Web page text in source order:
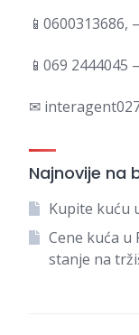
📱0600313686,
📱069 2444045
✉
Najnovije na
Kupite kuću
Cene kuća u
stanje na